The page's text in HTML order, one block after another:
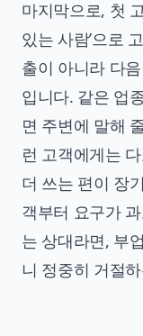
마지막으로, 첫
있는 사람’으로
출이 아니라 다
입니다. 같은 업
면 주변에 말해
런 고객에게는
더 쓰는 편이 장
객부터 요구가
는 상대라면, 부
니 정중히 거절